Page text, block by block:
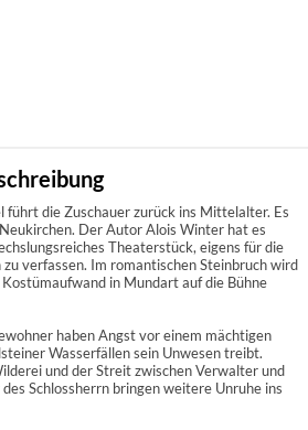
führt die Zuschauer zurück ins Mittelalter. Es
Der Autor Alois Winter hat es
Theaterstück, eigens für die
verfassen. Im romantischen Steinbruch wird
in Mundart auf die Bühne
haben Angst vor einem mächtigen
Wasserfällen sein Unwesen treibt.
und der Streit zwischen Verwalter und
Schlossherrn bringen weitere Unruhe ins